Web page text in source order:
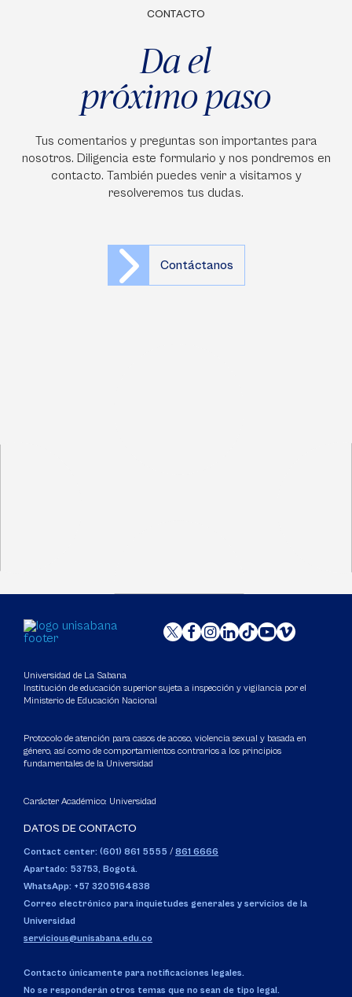
CONTACTO
Da el
próximo paso
Tus comentarios y preguntas son importantes para
nosotros. Diligencia este formulario y nos pondremos en
contacto. También puedes venir a visitarnos y
resolveremos tus dudas.
Contáctanos
Universidad de La Sabana
Institución de educación superior sujeta a inspección y vigilancia por el
Ministerio de Educación Nacional
Protocolo de atención para casos de acoso, violencia sexual y basada en
género, así como de comportamientos contrarios a los principios
fundamentales de la Universidad
Carácter Académico: Universidad
DATOS DE CONTACTO
Contact center: (601) 861 5555 / 861 6666
Apartado: 53753, Bogotá.
WhatsApp: +57 3205164838
Correo electrónico para inquietudes generales y servicios de la
Universidad
servicious@unisabana.edu.co
Contacto únicamente para notificaciones legales.
No se responderán otros temas que no sean de tipo legal.